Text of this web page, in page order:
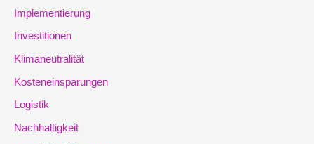
Implementierung
Investitionen
Klimaneutralität
Kosteneinsparungen
Logistik
Nachhaltigkeit